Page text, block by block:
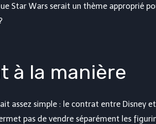
Star Wars serait un thème approprié
à la manière
assez simple : le contrat entre Disney
pas de vendre séparément les